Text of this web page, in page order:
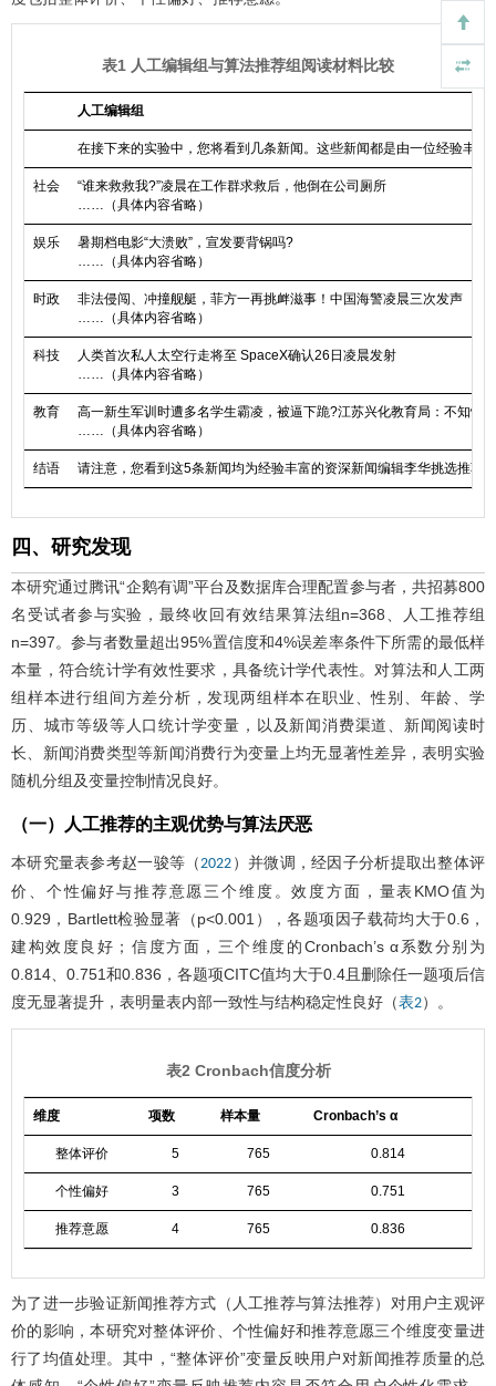
表1 人工编辑组与算法推荐组阅读材料比较
人工编辑组
在接下来的实验中，您将看到几条新闻。这些新闻都是由一位经验丰
社会
“谁来救救我?”凌晨在工作群求救后，他倒在公司厕所
……（具体内容省略）
娱乐
暑期档电影“大溃败”，宣发要背锅吗?
……（具体内容省略）
时政
非法侵闯、冲撞舰艇，菲方一再挑衅滋事！中国海警凌晨三次发声
……（具体内容省略）
科技
人类首次私人太空行走将至 SpaceX确认26日凌晨发射
……（具体内容省略）
教育
高一新生军训时遭多名学生霸凌，被逼下跪?江苏兴化教育局：不知情
……（具体内容省略）
结语 请注意，您看到这5条新闻均为经验丰富的资深新闻编辑李华挑选推荐
四、研究发现
本研究通过腾讯“企鹅有调”平台及数据库合理配置参与者，共招募800
名受试者参与实验，最终收回有效结果算法组n=368、人工推荐组
n=397。参与者数量超出95%置信度和4%误差率条件下所需的最低样
本量，符合统计学有效性要求，具备统计学代表性。对算法和人工两
组样本进行组间方差分析，发现两组样本在职业、性别、年龄、学
历、城市等级等人口统计学变量，以及新闻消费渠道、新闻阅读时
长、新闻消费类型等新闻消费行为变量上均无显著性差异，表明实验
随机分组及变量控制情况良好。
（一）人工推荐的主观优势与算法厌恶
本研究量表参考赵一骏等（2022 ）并微调，经因子分析提取出整体评
价、个性偏好与推荐意愿三个维度。效度方面，量表KMO值为
0.929，Bartlett检验显著（p<0.001），各题项因子载荷均大于0.6，
建构效度良好；信度方面，三个维度的Cronbach’s α系数分别为
0.814、0.751和0.836，各题项CITC值均大于0.4且删除任一题项后信
度无显著提升，表明量表内部一致性与结构稳定性良好（表2）。
表2 Cronbach信度分析
维度 项数 样本量 Cronbach’s α
整体评价 5 765 0.814
个性偏好 3 765 0.751
推荐意愿 4 765 0.836
为了进一步验证新闻推荐方式（人工推荐与算法推荐）对用户主观评
价的影响，本研究对整体评价、个性偏好和推荐意愿三个维度变量进
行了均值处理。其中，“整体评价”变量反映用户对新闻推荐质量的总